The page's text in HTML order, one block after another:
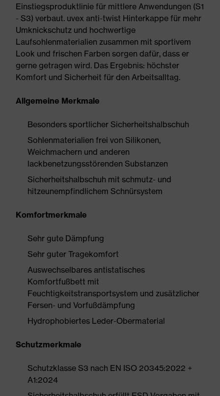
Einstiegsproduktlinie für mittlere Anwendungen (S1
- S3) verbaut. uvex anti-twist Hinterkappe für mehr
Umknickschutz und hochwertige
Laufsohlenmaterialien zusammen mit sportivem
Look und frischen Farben sorgen dafür, dass er
gerne getragen wird. Das Ergebnis: höchster
Komfort und Sicherheit für den Arbeitsalltag.
Allgemeine Merkmale
Besonders sportlicher Sicherheitshalbschuh
Sohlenmaterialien frei von Silikonen,
Weichmachern und anderen
lackbenetzungsstörenden Substanzen
Sicherheitshalbschuh mit schmutz- und
hitzeunempfindlichem Schnürsystem
Komfortmerkmale
Sehr gute Dämpfung
Sehr guter Tragekomfort
Auswechselbares antistatisches
Komfortfußbett mit
Feuchtigkeitstransportsystem und zusätzlicher
Fersen- und Vorfußdämpfung
Hydrophobiertes Leder-Obermaterial
Schutzmerkmale
Schutzklasse S3 nach EN ISO 20345:2022 +
A1:2024